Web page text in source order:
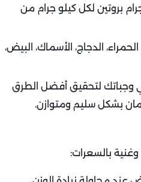
إلى تناول من 1.2 إلى 2 جرام بروتين لكل كيلو جرام من
الدجاج، الأسماك، البيض،
وجباتك لتحقيق أفضل الطرق
بشكل سليم ومتوازن.
بالسعرات: